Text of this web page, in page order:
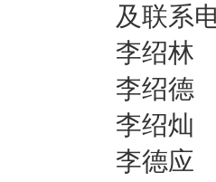
及联系
李绍林
李绍
李绍灿
李德应